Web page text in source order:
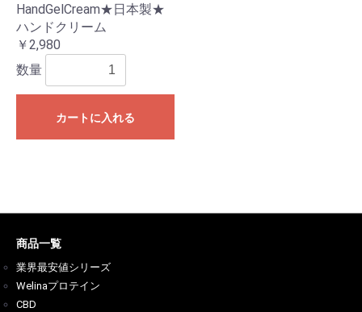
HandGelCream★日本製★
ハンドクリーム
￥2,980
数量
カートに入れる
商品一覧
業界最安値シリーズ
Welinaプロテイン
CBD